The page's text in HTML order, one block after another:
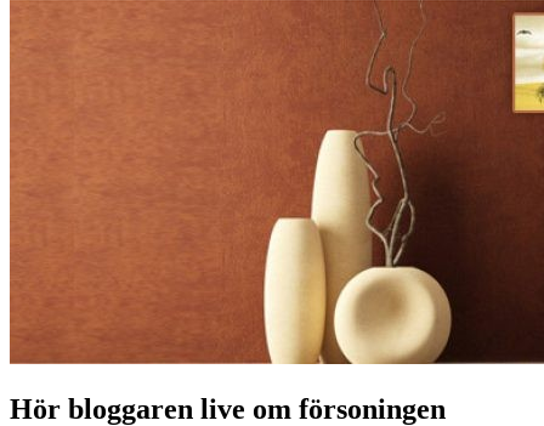
Hör bloggaren live om försoningen